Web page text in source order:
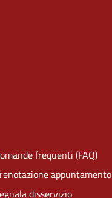
frequenti (FAQ)
appuntamento
disservizio